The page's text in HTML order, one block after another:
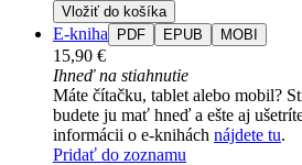
Vložiť do košíka
E-kniha PDF EPUB MOBI
15,90 €
Ihneď na stiahnutie
Máte čítačku, tablet alebo mobil?
budete ju mať hneď a ešte aj
informácii o e-knihách nájdete tu.
Pridať do zoznamu